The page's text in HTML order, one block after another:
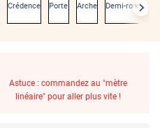
Crédence Porte Arche Demi-rond
Astuce : commandez au "mètre
linéaire" pour aller plus vite !